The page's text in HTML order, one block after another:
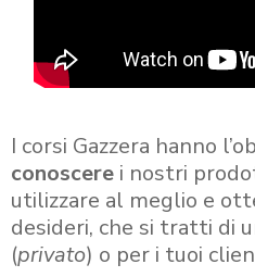
I corsi Gazzera hanno
conoscere i nostri
utilizzare al meglio e
desideri, che si tratti di
(privato) o per i tuoi